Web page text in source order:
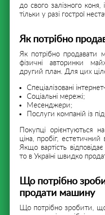
до свого залізного
тільки у разі гострої
Як потрібно
Як потрібно продавати
фізичні авторинки
другий план. Для цих
Спеціалізовані
Соціальні мережі;
Месенджери;
Послуги компаній із
Покупці орієнтуються
ціна, пробіг, естетичний
Якщо вартість
то в Україні швидко
Що потрібно
продати машину
Що потрібно зробити,